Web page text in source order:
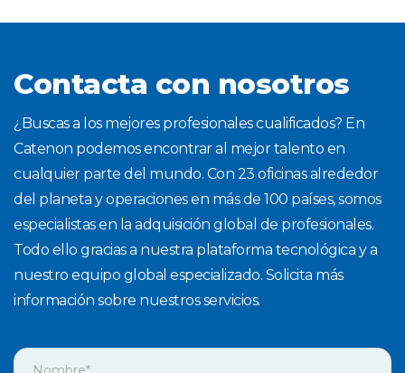
Contacta con nosotros
¿Buscas a los mejores profesionales cualificados? En
Catenon podemos encontrar al mejor talento en
cualquier parte del mundo. Con 23 oficinas alrededor
del planeta y operaciones en más de 100 países, somos
especialistas en la adquisición global de profesionales.
Todo ello gracias a nuestra plataforma tecnológica y a
nuestro equipo global especializado. Solicita más
información sobre nuestros servicios.